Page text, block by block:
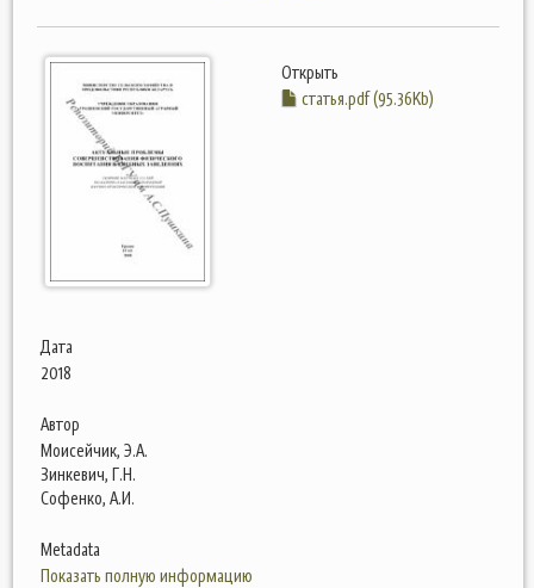
Открыть
статья.pdf (95.36Kb)
Дата
2018
Автор
Моисейчик, Э.А.
Зинкевич, Г.Н.
Софенко, А.И.
Metadata
Показать полную информацию